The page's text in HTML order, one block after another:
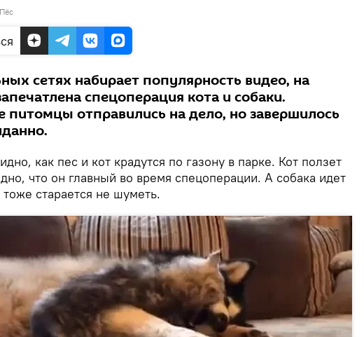
сетях набирает популярность видео, на
спецоперация кота и собаки.
отправились на дело, но завершилось
как пес и кот крадутся по газону в парке. Кот ползет
что он главный во время спецоперации. А собака идет
старается не шуметь.